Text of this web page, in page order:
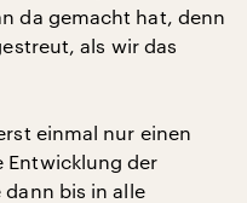
da gemacht hat, denn
als wir das
einmal nur einen
Entwicklung der
bis in alle